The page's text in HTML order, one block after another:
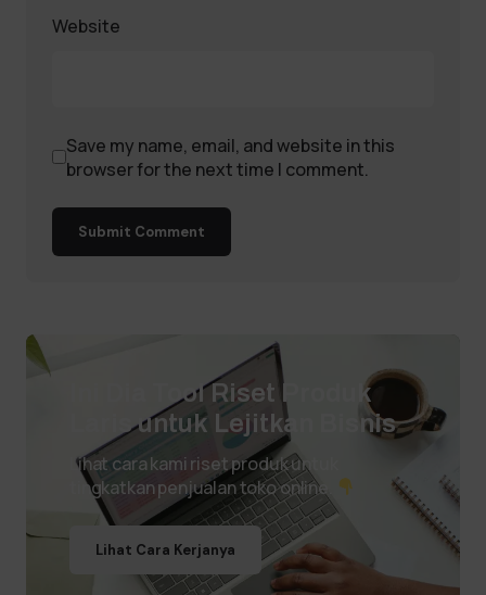
Website
Save my name, email, and website in this
browser for the next time I comment.
Submit Comment
Ini Dia Tool Riset Produk
Laris untuk Lejitkan Bisnis
Lihat cara kami riset produk untuk
tingkatkan penjualan toko online.
Lihat Cara Kerjanya